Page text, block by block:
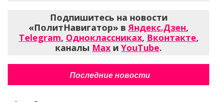
Подпишитесь на новости
«ПолитНавигатор» вЯндекс.Дзен,
Telegram, Одноклассниках, Вконтакте,
каналы Max и YouTube.
Последние новости